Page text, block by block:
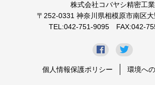
株式会社コバヤシ精密工業
〒252-0331 神奈川県相模原市南区
TEL:042-751-9095 FAX:042-
個人情報保護ポリシー 環境へ